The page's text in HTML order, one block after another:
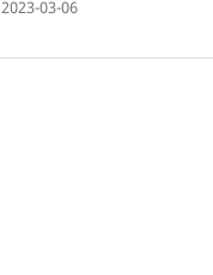
2023-03-06